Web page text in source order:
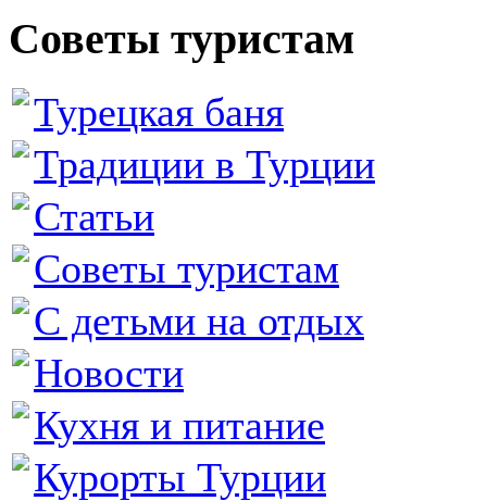
Советы туристам
Турецкая баня
Традиции в Турции
Статьи
Советы туристам
С детьми на отдых
Новости
Кухня и питание
Курорты Турции